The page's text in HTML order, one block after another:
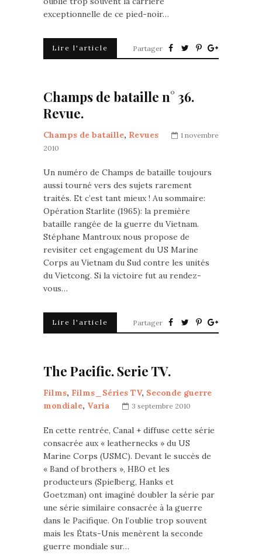
exceptionnelle de ce pied-noir…
Lire l'article Partager
Champs de bataille n° 36.
Revue.
Champs de bataille, Revues
1 novembre
2010
Un numéro de Champs de bataille toujours
aussi tourné vers des sujets rarement
traités. Et c’est tant mieux ! Au sommaire:
Opération Starlite (1965): la première
bataille rangée de la guerre du Vietnam.
Stéphane Mantroux nous propose de
revisiter cet engagement du US Marine
Corps au Vietnam du Sud contre les unités
du Vietcong. Si la victoire fut au rendez-
vous…
Lire l'article Partager
The Pacific. Serie TV.
Films, Films_Séries TV, Seconde guerre
mondiale, Varia 3 septembre 2010
En cette rentrée, Canal + diffuse cette série
consacrée aux « leathernecks » du US
Marine Corps (USMC). Devant le succès de
« Band of brothers », HBO et les
producteurs (Spielberg, Hanks et
Goetzman) ont imaginé doubler la série par
une série similaire consacrée à la guerre
dans le Pacifique. On l’oublie trop souvent
mais les États-Unis menèrent la seconde
guerre mondiale sur…